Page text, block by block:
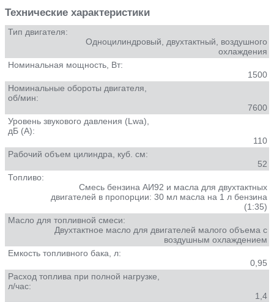
Технические характеристики
Тип двигателя:
Одноцилиндровый, двухтактный, воздушного
охлаждения
Номинальная мощность, Вт:
1500
Номинальные обороты двигателя,
об/мин:
7600
Уровень звукового давления (Lwa),
дБ (А):
110
Рабочий объем цилиндра, куб. см:
52
Топливо:
Смесь бензина АИ92 и масла для двухтактных
двигателей в пропорции: 30 мл масла на 1 л бензина
(1:35)
Масло для топливной смеси:
Двухтактное масло для двигателей малого объема с
воздушным охлаждением
Емкость топливного бака, л:
0,95
Расход топлива при полной нагрузке,
л/час:
1,4